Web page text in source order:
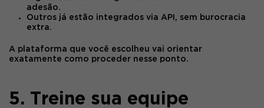
adesão.
Outros já estão integrados via API, sem burocracia
extra.
A plataforma que você escolheu vai orientar
exatamente como proceder nesse ponto.
5. Treine sua equipe